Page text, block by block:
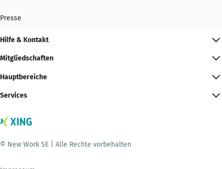
Presse
Hilfe & Kontakt
Mitgliedschaften
Hauptbereiche
Services
© New Work SE | Alle Rechte vorbehalten